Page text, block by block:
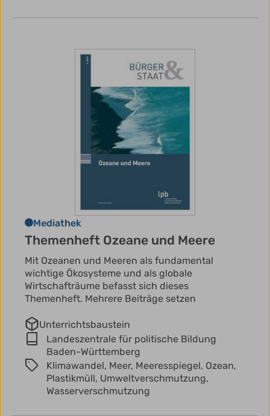
Mediathek
Themenheft Ozeane und Meere
Mit Ozeanen und Meeren als fundamental
wichtige Ökosysteme und als globale
Wirtschafträume befasst sich dieses
Themenheft. Mehrere Beiträge setzen
Unterrichtsbaustein
Landeszentrale für politische Bildung
Baden-Württemberg
Klimawandel, Meer, Meeresspiegel, Ozean,
Plastikmüll, Umweltverschmutzung,
Wasserverschmutzung